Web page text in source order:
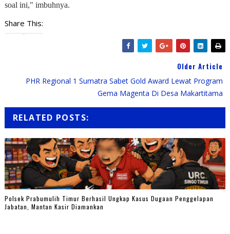
soal ini," imbuhnya.
Share This:
Older Article
PHR Regional 1 Sumatra Sabet Gold Award Lewat Program
Gema Magenta Di Desa Makartitama
RELATED POSTS:
Polsek Prabumulih Timur Berhasil Ungkap Kasus Dugaan Penggelapan
Jabatan, Mantan Kasir Diamankan